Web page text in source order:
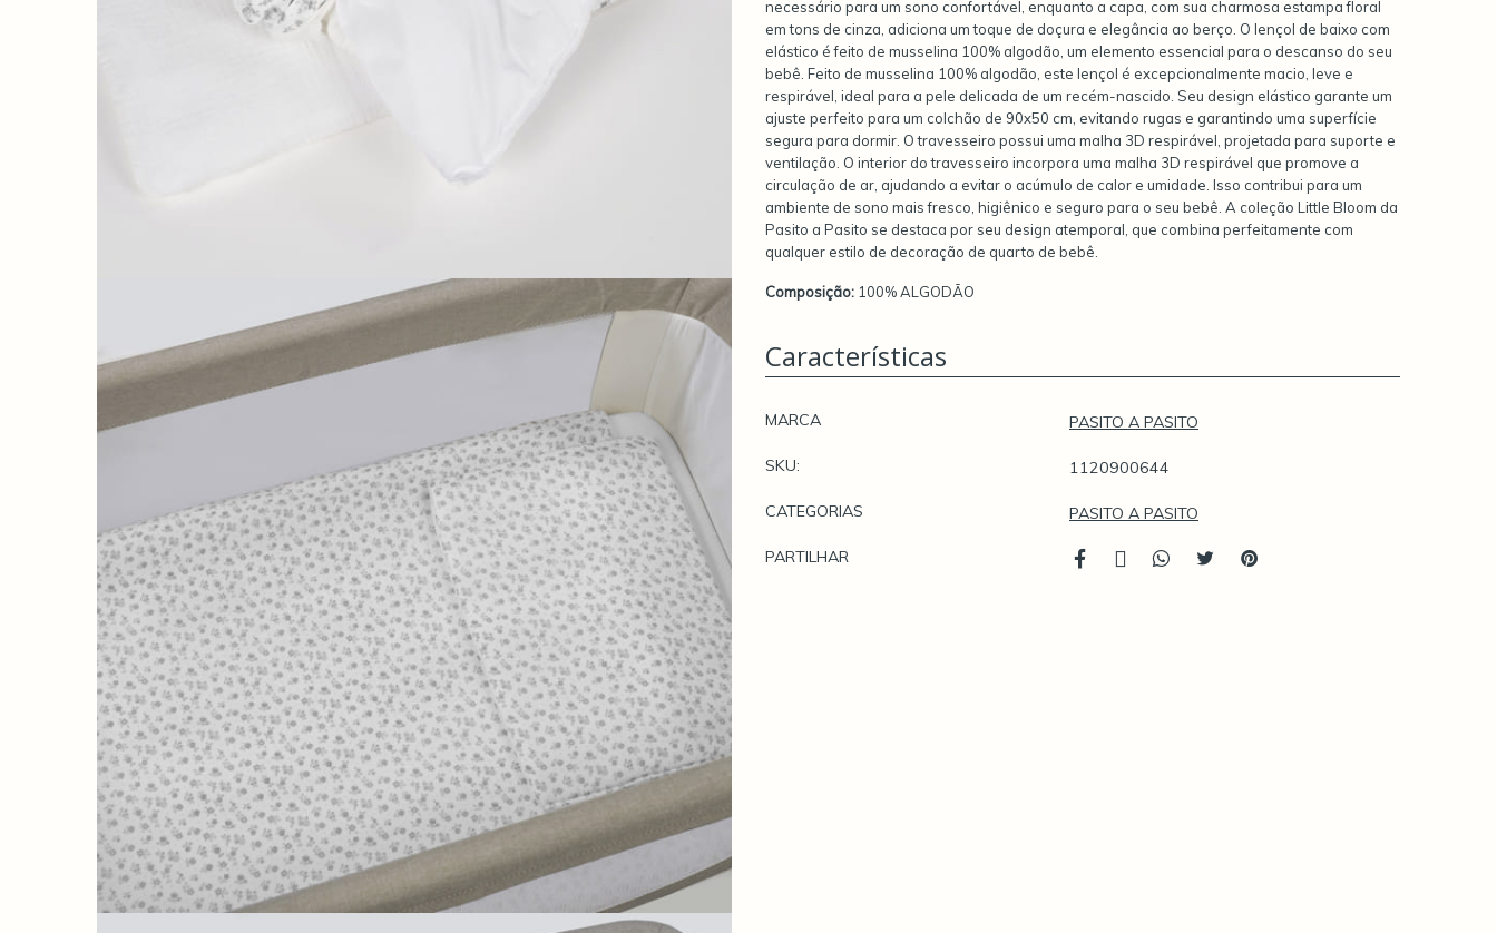
necessário para um sono confortável, enquanto a capa, com sua charmosa estampa floral
em tons de cinza, adiciona um toque de doçura e elegância ao berço. O lençol de baixo com
elástico é feito de musselina 100% algodão, um elemento essencial para o descanso do seu
bebê. Feito de musselina 100% algodão, este lençol é excepcionalmente macio, leve e
respirável, ideal para a pele delicada de um recém-nascido. Seu design elástico garante um
ajuste perfeito para um colchão de 90x50 cm, evitando rugas e garantindo uma superfície
segura para dormir. O travesseiro possui uma malha 3D respirável, projetada para suporte e
ventilação. O interior do travesseiro incorpora uma malha 3D respirável que promove a
circulação de ar, ajudando a evitar o acúmulo de calor e umidade. Isso contribui para um
ambiente de sono mais fresco, higiênico e seguro para o seu bebê. A coleção Little Bloom da
Pasito a Pasito se destaca por seu design atemporal, que combina perfeitamente com
qualquer estilo de decoração de quarto de bebê.
Composição: 100% ALGODÃO
Características
MARCA PASITO A PASITO
SKU: 1120900644
CATEGORIAS PASITO A PASITO
PARTILHAR